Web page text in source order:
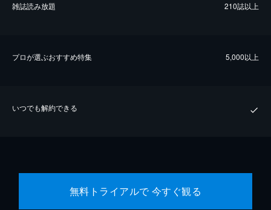
雑誌読み放題 210誌以上
プロが選ぶおすすめ特集 5,000以上
いつでも解約できる
無料トライアルで 今すぐ観る